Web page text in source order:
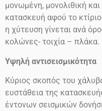
μονωμένη, μονολιθική και
κατασκευή αφού το
η χύτευση γίνεται ανά
κολώνες- τοιχία – πλάκα.
Υψηλή αντισεισμικότητα
Κύριος σκοπός του
ευστάθεια της
έντονων σεισμικών